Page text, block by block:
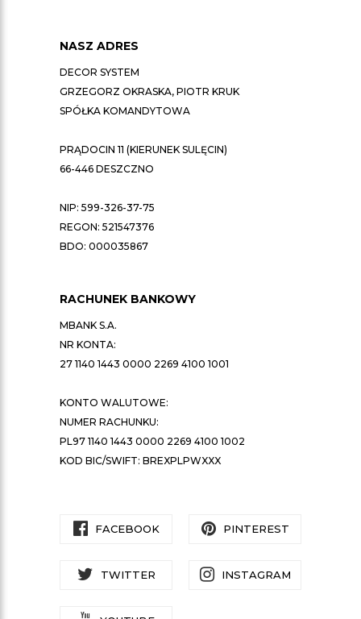
NASZ ADRES
DECOR SYSTEM
GRZEGORZ OKRASKA, PIOTR KRUK
SPÓŁKA KOMANDYTOWA
PRĄDOCIN 11 (KIERUNEK SULĘCIN)
66-446 DESZCZNO
NIP: 599-326-37-75
REGON: 521547376
BDO: 000035867
RACHUNEK BANKOWY
MBANK S.A.
NR KONTA:
27 1140 1443 0000 2269 4100 1001
KONTO WALUTOWE:
NUMER RACHUNKU:
PL97 1140 1443 0000 2269 4100 1002
KOD BIC/SWIFT: BREXPLPWXXX
FACEBOOK PINTEREST
TWITTER INSTAGRAM